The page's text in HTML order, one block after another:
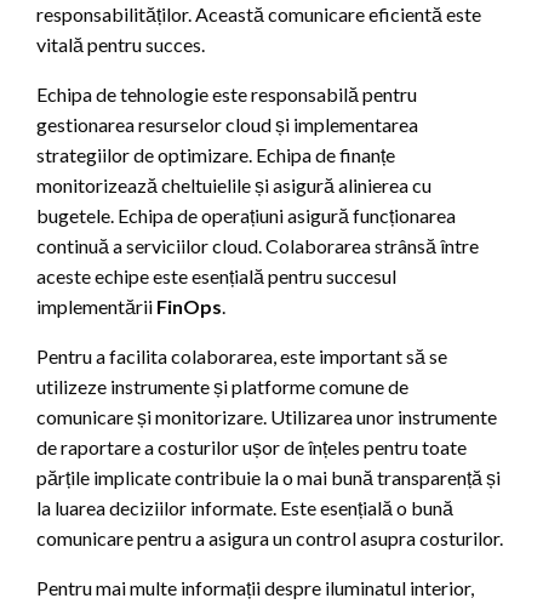
responsabilităților. Această comunicare eficientă este
vitală pentru succes.
Echipa de tehnologie este responsabilă pentru
gestionarea resurselor cloud și implementarea
strategiilor de optimizare. Echipa de finanțe
monitorizează cheltuielile și asigură alinierea cu
bugetele. Echipa de operațiuni asigură funcționarea
continuă a serviciilor cloud. Colaborarea strânsă între
aceste echipe este esențială pentru succesul
implementării FinOps.
Pentru a facilita colaborarea, este important să se
utilizeze instrumente și platforme comune de
comunicare și monitorizare. Utilizarea unor instrumente
de raportare a costurilor ușor de înțeles pentru toate
părțile implicate contribuie la o mai bună transparență și
la luarea deciziilor informate. Este esențială o bună
comunicare pentru a asigura un control asupra costurilor.
Pentru mai multe informații despre iluminatul interior,